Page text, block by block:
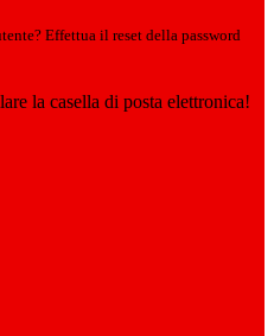
Effettua il reset della password
la casella di posta elettronica!